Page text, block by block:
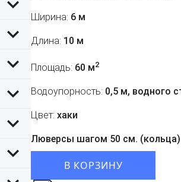
Ширина: 6 м
Длина: 10 м
Площадь: 60 м2
Водоупорность: 0,5 м, водного
Цвет: хаки
Люверсы шагом 50 см. (кольца)
В КОРЗИНУ